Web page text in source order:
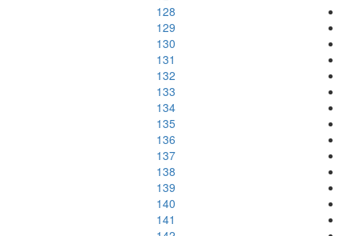
128
129
130
131
132
133
134
135
136
137
138
139
140
141